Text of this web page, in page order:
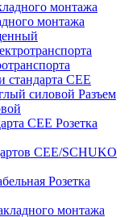
монтажа
CEE
Разъем
Розетка
CEE/SCHUKO
Розетка